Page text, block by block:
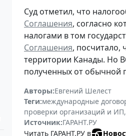
Суд отметил, что
Соглашения, согласно
налогами в том
Соглашения, посчитало,
территории Канады. Но
полученных от обычной
Авторы:Евгений Шелест
Теги:международные
проверки организаций и ИП,
Источник:ГАРАНТ.РУ
Читать ГАРАНТ.РУ в